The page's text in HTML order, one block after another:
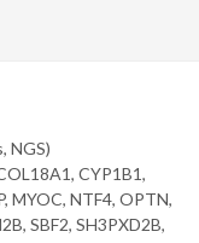
NGS)
CYP1B1,
MYOC, NTF4, OPTN,
SBF2, SH3PXD2B,